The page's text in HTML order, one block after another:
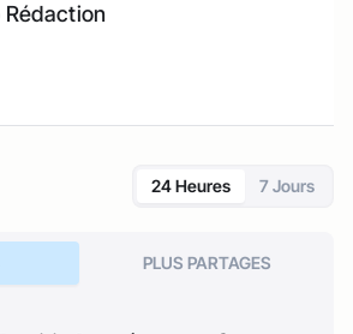
24 Heures 7 Jours
PLUS PARTAGES